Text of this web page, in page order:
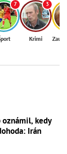
7 3
Krimi
oznámil, kedy
Irán